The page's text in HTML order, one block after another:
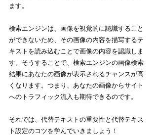
ます。
検索エンジンは、画像を視覚的に認識すること
ができないため、その画像の内容を描写するテ
キストを読み込むことで画像の内容を認識しま
す。そうすることで、検索エンジンの画像検索
結果にあなたの画像が表示されるチャンスが高
くなります。つまり、あなたの画像からサイト
へのトラフィック流入も期待できるのです。
それでは、代替テキストの重要性と代替テキス
ト設定のコツを学んでいきましょう！